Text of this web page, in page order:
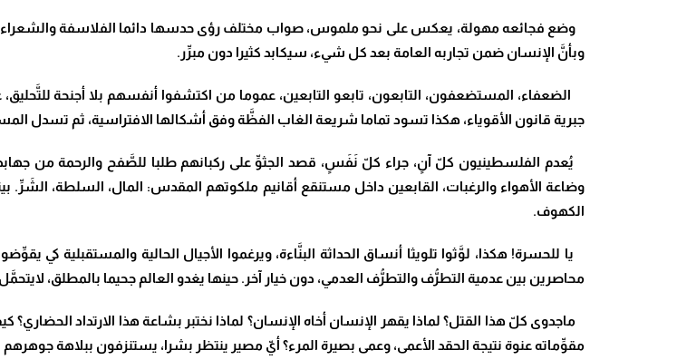
وضع فجائعه مهولة، يعكس على نحو ملموس، صواب مختلف رؤى حدسها دائما الفلاسفة والشعراء
وبأنَّ الإنسان ضمن تجاربه العامة بعد كل شيء، سيكابد كثيرا دون مبرِّر.
الضعفاء، المستضعفون، التابعون، تابعو التابعين، عموما من اكتشفوا أنفسهم بلا أجنحة للتَّحليق،
جبرية قانون الأقوياء، هكذا تسود تماما شريعة الغاب الفظَّة وفق أشكالها الافتراسية، ثم تسدل
يُعدم الفلسطينيون كلّ آنٍ، جراء كلّ نَفَسٍ، قصد الجثوِّ على ركبانهم طلبا للصَّفح والرحمة من جهابذة
وضاعة الأهواء والرغبات، القابعين داخل مستنقع أقانيم ملكوتهم المقدس: المال، السلطة، الشَرِّ.
الكهوف.
يا للحسرة! هكذا، لوَّثوا تلويثا أنساق الحداثة البنَّاءة، ويرغموا الأجيال الحالية والمستقبلية كي
محاصرين بين عدمية التطرُّف والتطرُّف العدمي، دون خيار آخر. حينها يغدو العالم جحيما بالمطلق،
ماجدوى كلّ هذا القتل؟ لماذا يقهر الإنسان أخاه الإنسان؟ لماذا نختبر بشاعة هذا الارتداد
مقوِّماته عنوة نتيجة الحقد الأعمى، وعمى بصيرة المرء؟ أيّ مصير ينتظر بشرا، يستنزفون ببلاهة